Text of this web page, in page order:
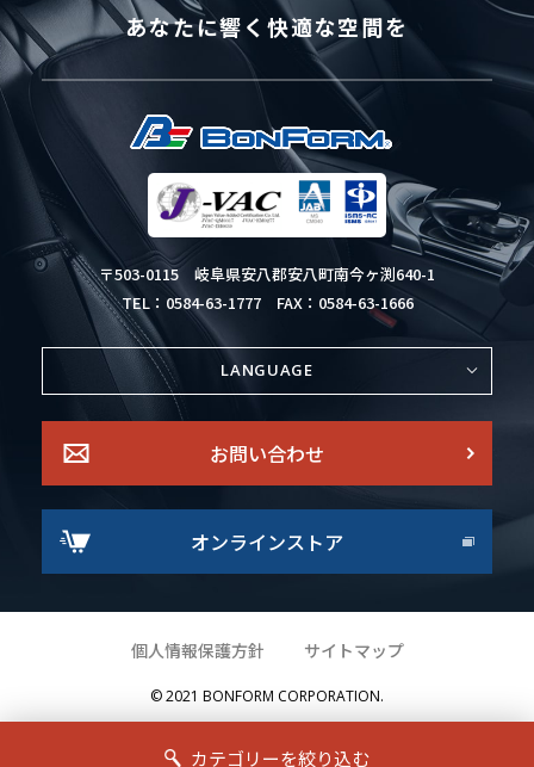
カテゴリーを絞り込む
あなたに響く快適な空間を
〒503-0115 岐阜県安八郡安八町南今ヶ渕640-1
TEL：0584-63-1777 FAX：0584-63-1666
LANGUAGE
お問い合わせ
オンラインストア
個人情報保護方針 サイトマップ
© 2021 BONFORM CORPORATION.